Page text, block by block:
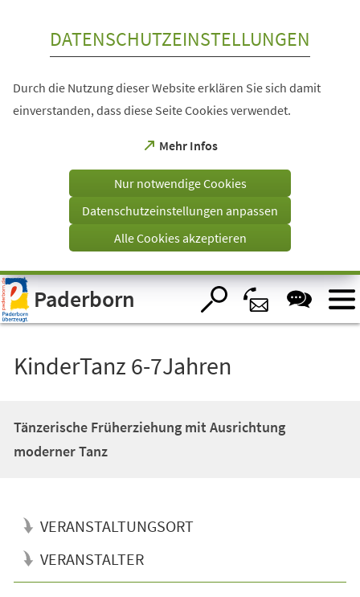
Visuelle
Assistenzsoftware
öffnen.
DATENSCHUTZEINSTELLUNGEN
Durch die Nutzung dieser Website erklären Sie sich damit
einverstanden, dass diese Seite Cookies verwendet.
Mehr Infos
(Öffnet
einem
Tab)
Nur notwendige Cookies
Datenschutzeinstellungen anpassen
Alle Cookies akzeptieren
Paderborn
KinderTanz 6-7Jahren
Tänzerische Früherziehung mit Ausrichtung
moderner Tanz
VERANSTALTUNGSORT
VERANSTALTER